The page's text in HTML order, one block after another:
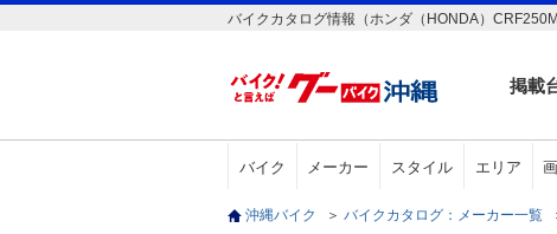
バイクカタログ情報（ホンダ（HONDA）CRF250M
掲載
バイク メーカー スタイル エリア
沖縄バイク ＞ バイクカタログ：メーカー一覧